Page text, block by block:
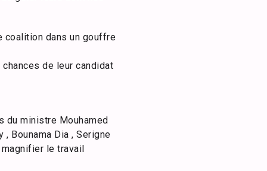
coalition dans un gouffre
de leur candidat
du ministre Mouhamed
Bounama Dia , Serigne
le travail